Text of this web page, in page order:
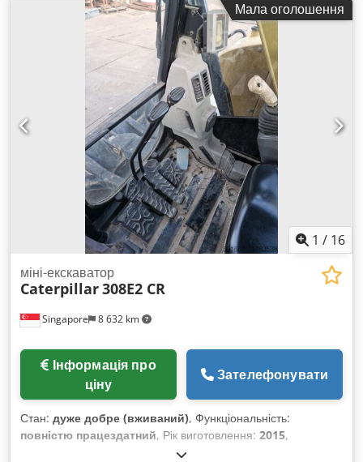
Мала оголошення
1 / 16
Singapore 8 632 km
міні-екскаватор
Caterpillar308E2 CR
ціну
Зателефонувати
Стан: дуже добре (вживаний), Функціональність:
повністю працездатний, Рік виготовлення: 2015,
, номер машини/транспортного засобу: